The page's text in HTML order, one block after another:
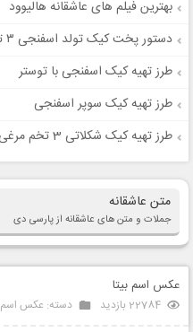
بهترین فیلم های عاشقانه هالیوود
دستور پخت کیک تولد اسفنجی ۳ تخم مرغی
طرز تهیه کیک اسفنجی با توستر
طرز تهیه کیک سوپر اسفنجی
طرز تهیه کیک شکلاتی 3 تخم مرغی
متن عاشقانه
جملات و متن های عاشقانه از پارسی دی
عکس اسم بیتا
22784 بازدید دسته: عکس اسم